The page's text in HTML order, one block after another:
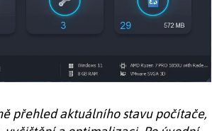
přehled aktuálního stavu počítače,